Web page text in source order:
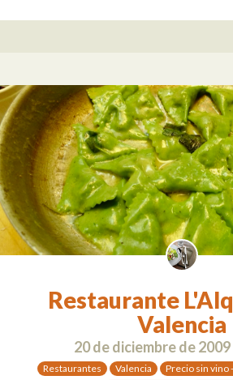
Restaurante
Valencia
20 de diciembre de 2009
Restaurantes Valencia Precio sin vino